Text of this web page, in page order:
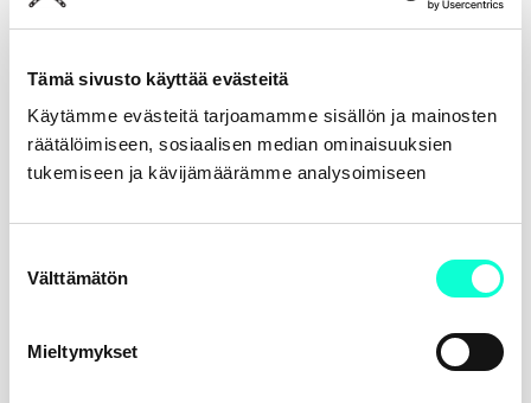
Tämä sivusto käyttää evästeitä
Käytämme evästeitä tarjoamamme sisällön ja mainosten
räätälöimiseen, sosiaalisen median ominaisuuksien
tukemiseen ja kävijämäärämme analysoimiseen
valinta
Välttämätön
Mieltymykset